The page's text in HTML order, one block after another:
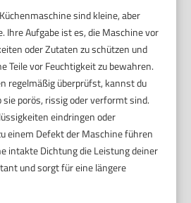
sind kleine, aber
Ihre Aufgabe ist es, die Maschine vor
oder Zutaten zu schützen und
Teile vor Feuchtigkeit zu bewahren.
regelmäßig überprüfst, kannst du
porös, rissig oder verformt sind.
eindringen oder
einem Defekt der Maschine führen
intakte Dichtung die Leistung deiner
und sorgt für eine längere